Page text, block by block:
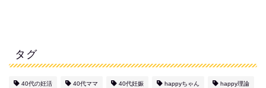
タグ
40代の妊活 40代ママ 40代妊娠 happyちゃん happy理論